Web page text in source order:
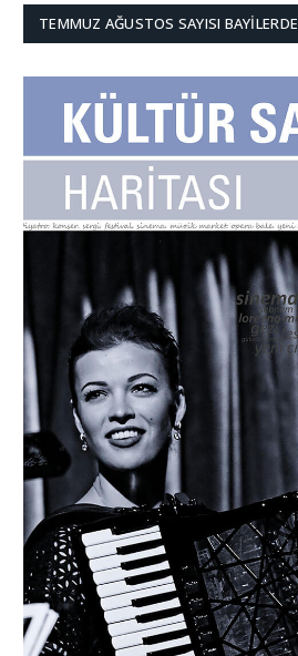
TEMMUZ AĞUSTOS SAYISI BAYILERDE